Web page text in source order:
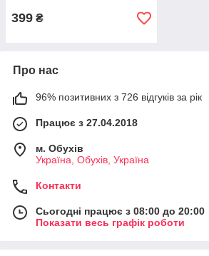
399 ₴
Про нас
96% позитивних з 726 відгуків за рік
Працює з 27.04.2018
м. Обухів
Україна, Обухів, Україна
Контакти
Сьогодні працює з 08:00 до 20:00
Показати весь графік роботи